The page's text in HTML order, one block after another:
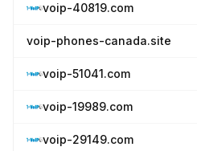
voip-40819.com
voip-phones-canada.site
voip-51041.com
voip-19989.com
voip-29149.com